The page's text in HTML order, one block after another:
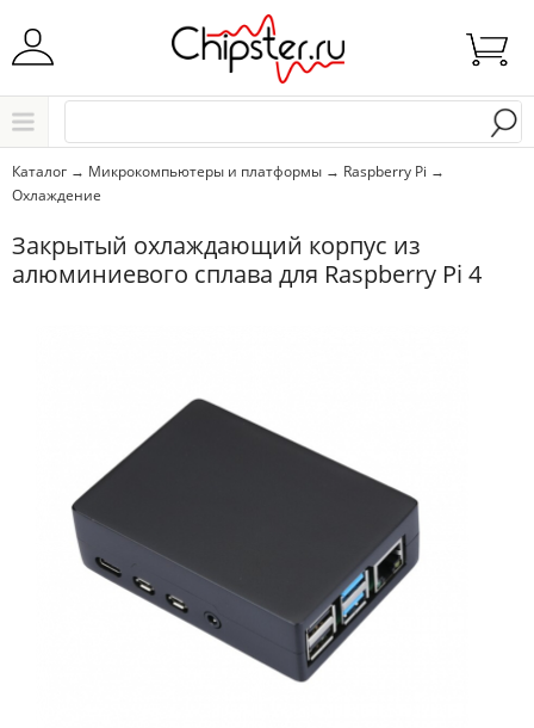
Начните водить название города..
Выбрать
Каталог → Микрокомпьютеры и платформы → Raspberry Pi →
Охлаждение
Закрытый охлаждающий корпус из
алюминиевого сплава для Raspberry Pi 4